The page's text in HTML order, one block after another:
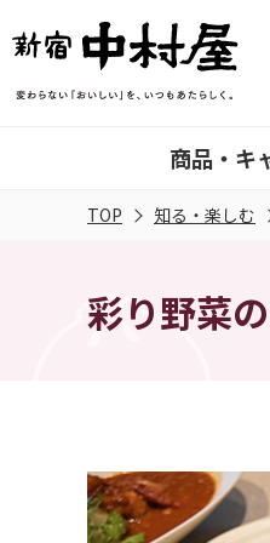
商品・キ
TOP 知る・楽しむ
彩り野菜